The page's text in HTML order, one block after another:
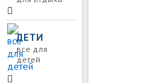
ДЕТИ
все для
детей